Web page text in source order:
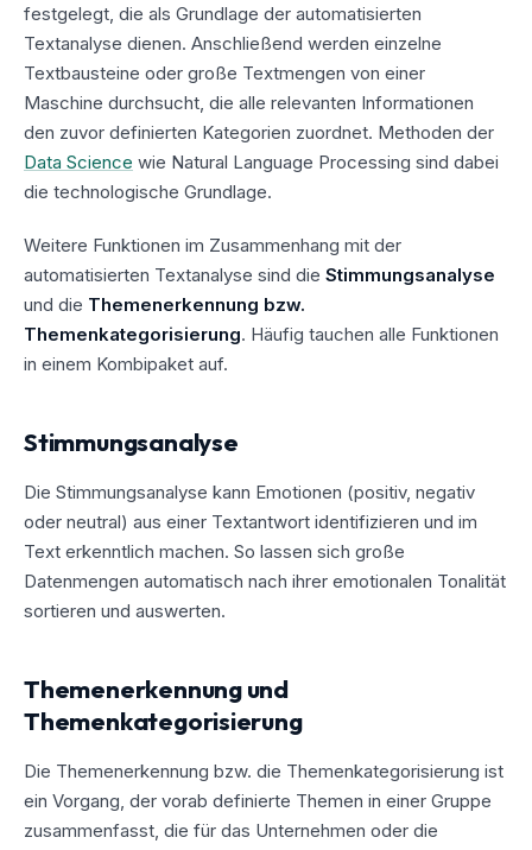
festgelegt, die als Grundlage der automatisierten
Textanalyse dienen. Anschließend werden einzelne
Textbausteine oder große Textmengen von einer
Maschine durchsucht, die alle relevanten Informationen
den zuvor definierten Kategorien zuordnet. Methoden der
Data Science wie Natural Language Processing sind dabei
die technologische Grundlage.
Weitere Funktionen im Zusammenhang mit der
automatisierten Textanalyse sind die Stimmungsanalyse
und die Themenerkennung bzw.
Themenkategorisierung. Häufig tauchen alle Funktionen
in einem Kombipaket auf.
Stimmungsanalyse
Die Stimmungsanalyse kann Emotionen (positiv, negativ
oder neutral) aus einer Textantwort identifizieren und im
Text erkenntlich machen. So lassen sich große
Datenmengen automatisch nach ihrer emotionalen Tonalität
sortieren und auswerten.
Themenerkennung und
Themenkategorisierung
Die Themenerkennung bzw. die Themenkategorisierung ist
ein Vorgang, der vorab definierte Themen in einer Gruppe
zusammenfasst, die für das Unternehmen oder die